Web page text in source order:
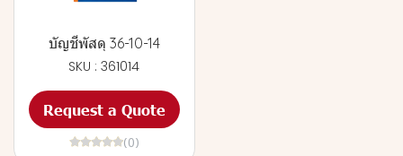
บัญชีพัสดุ 36-10-14
SKU : 361014
Request a Quote
(0)